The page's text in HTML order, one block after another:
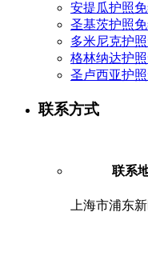
安提瓜护照
圣基茨护照
多米尼克护
格林纳达护
圣卢西亚护
联系方式
联系
上海市浦东